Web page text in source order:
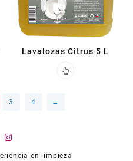
Lavalozas Citrus 5 L
3 4 →
en limpieza